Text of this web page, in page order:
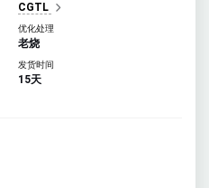
CGTL
优化处理
老烧
发货时间
15天